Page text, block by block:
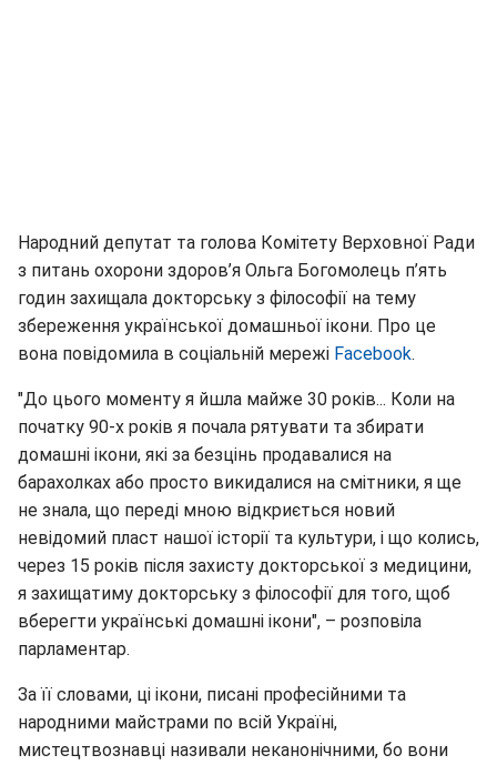
Народний депутат та голова Комітету Верховної Ради
з питань охорони здоров’я Ольга Богомолець п’ять
годин захищала докторську з філософії на тему
збереження української домашньої ікони. Про це
вона повідомила в соціальній мережі Facebook.
"До цього моменту я йшла майже 30 років... Коли на
початку 90-х років я почала рятувати та збирати
домашні ікони, які за безцінь продавалися на
барахолках або просто викидалися на смітники, я ще
не знала, що переді мною відкриється новий
невідомий пласт нашої історії та культури, і що колись,
через 15 років після захисту докторської з медицини,
я захищатиму докторську з філософії для того, щоб
вберегти українські домашні ікони", – розповіла
парламентар.
За її словами, ці ікони, писані професійними та
народними майстрами по всій Україні,
мистецтвознавці називали неканонічними, бо вони